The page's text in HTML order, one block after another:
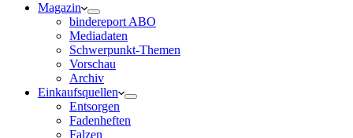
Magazin
bindereport ABO
Mediadaten
Schwerpunkt-Themen
Vorschau
Archiv
Einkaufsquellen
Entsorgen
Fadenheften
Falzen